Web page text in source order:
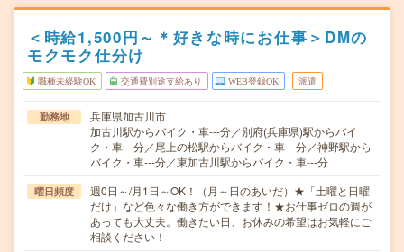
＜時給1,500円～＊好きな時にお仕事＞DMの
モクモク仕分け
職種未経験OK 交通費別途支給あり WEB登録OK 派遣
勤務地
兵庫県加古川市
加古川駅からバイク・車---分／別府(兵庫県)駅からバイ
ク・車---分／尾上の松駅からバイク・車---分／神野駅から
バイク・車---分／東加古川駅からバイク・車---分
曜日頻度
週0日～/月1日～OK！（月～日のあいだ）★「土曜と日曜
だけ」など色々な働き方ができます！★お仕事ゼロの週が
あっても大丈夫。働きたい日、お休みの希望はお気軽にご
相談ください！